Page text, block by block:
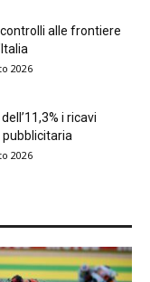
alle frontiere
2026
i ricavi
pubblicitaria
2026